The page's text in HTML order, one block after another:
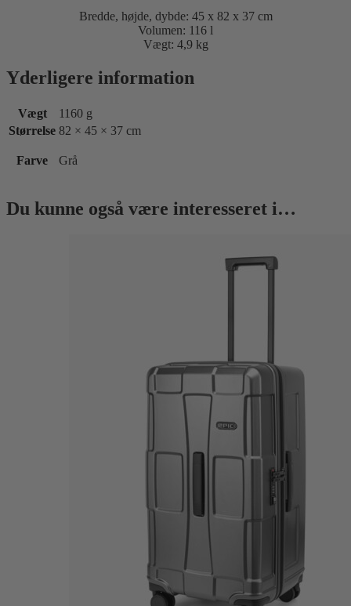
Bredde, højde, dybde: 45 x 82 x 37 cm
Volumen: 116 l
Vægt: 4,9 kg
Yderligere information
Vægt
1160 g
Størrelse 82 × 45 × 37 cm
Farve Grå
Du kunne også være interesseret i…